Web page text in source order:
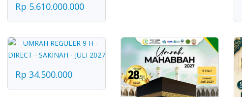
Rp 5.610.000.000
Rp 34.500.000